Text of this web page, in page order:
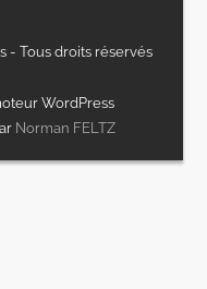
- Tous droits réservés
WordPress
Norman FELTZ